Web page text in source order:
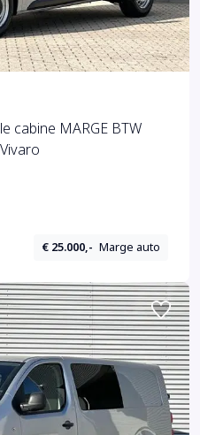
cabine MARGE BTW
€ 25.000,- Marge auto